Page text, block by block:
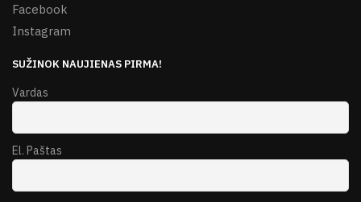
Facebook
Instagram
SUŽINOK NAUJIENAS PIRMA!
Vardas
El. Paštas